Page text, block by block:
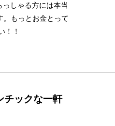
しゃる方には本当
もっとお金とって
！！
チックな一軒